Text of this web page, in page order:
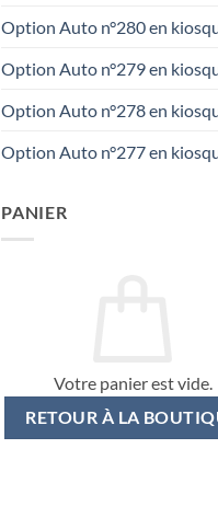
Option Auto n°280 en
Option Auto n°279 en
Option Auto n°278 en
Option Auto n°277 en
PANIER
Votre panier est vide.
RETOUR À LA